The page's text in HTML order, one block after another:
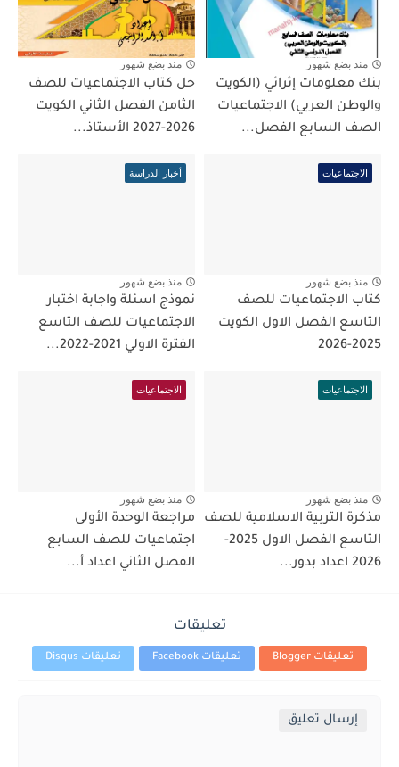
منذ بضع شهور
بنك معلومات إثرائي (الكويت
والوطن العربي) الاجتماعيات
الصف السابع الفصل...
منذ بضع شهور
حل كتاب الاجتماعيات للصف
الثامن الفصل الثاني الكويت
2026-2027 الأستاذ...
الاجتماعيات
منذ بضع شهور
كتاب الاجتماعيات للصف
التاسع الفصل الاول الكويت
2025-2026
أخبار الدراسة
منذ بضع شهور
نموذج اسئلة واجابة اختبار
الاجتماعيات للصف التاسع
الفترة الاولي 2021-2022...
الاجتماعيات
منذ بضع شهور
مذكرة التربية الاسلامية للصف
التاسع الفصل الاول 2025-
2026 اعداد بدور...
الاجتماعيات
منذ بضع شهور
مراجعة الوحدة الأولى
اجتماعيات للصف السابع
الفصل الثاني اعداد أ...
تعليقات
تعليقات Blogger تعليقات Facebook تعليقات Disqus
إرسال تعليق